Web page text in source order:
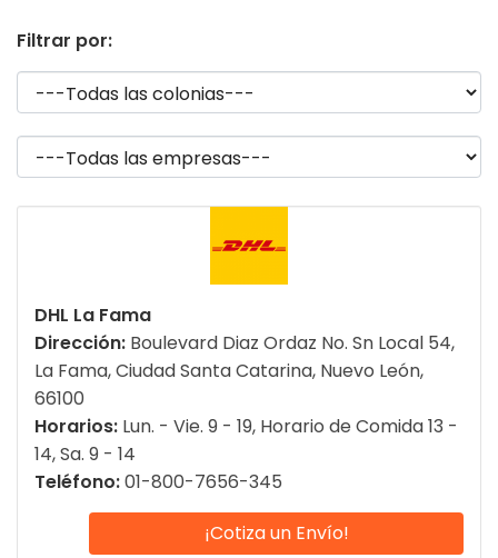
Filtrar por:
DHL La Fama
Dirección: Boulevard Diaz Ordaz No. Sn Local 54,
La Fama, Ciudad Santa Catarina, Nuevo León,
66100
Horarios: Lun. - Vie. 9 - 19, Horario de Comida 13 -
14, Sa. 9 - 14
Teléfono:01-800-7656-345
¡Cotiza un Envío!